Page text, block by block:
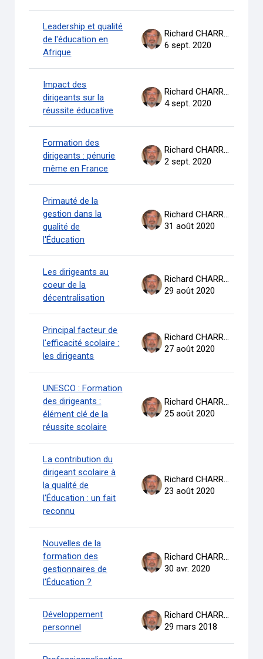
Leadership et qualité
de l'éducation en
Afrique
Richard CHARRON
6 sept. 2020
Impact des
dirigeants sur la
réussite éducative
Richard CHARRON
4 sept. 2020
Formation des
dirigeants : pénurie
même en France
Richard CHARRON
2 sept. 2020
Primauté de la
gestion dans la
qualité de
l'Éducation
Richard CHARRON
31 août 2020
Les dirigeants au
coeur de la
décentralisation
Richard CHARRON
29 août 2020
Principal facteur de
l'efficacité scolaire :
les dirigeants
Richard CHARRON
27 août 2020
UNESCO : Formation
des dirigeants :
élément clé de la
réussite scolaire
Richard CHARRON
25 août 2020
La contribution du
dirigeant scolaire à
la qualité de
l'Éducation : un fait
reconnu
Richard CHARRON
23 août 2020
Nouvelles de la
formation des
gestionnaires de
l'Éducation ?
Richard CHARRON
30 avr. 2020
Développement
personnel
Richard CHARRON
29 mars 2018